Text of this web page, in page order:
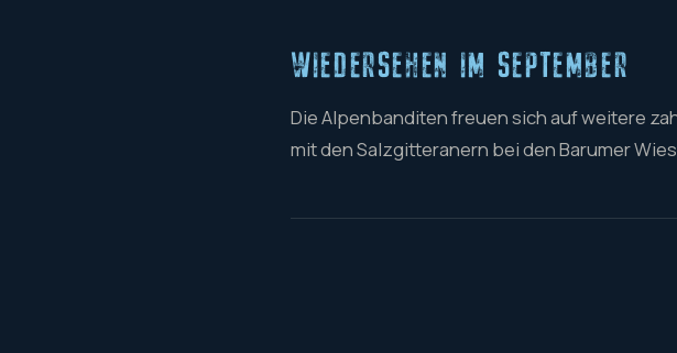
WIEDERSEHEN IM SEPTEMBER
Die Alpenbanditen freuen sich auf weitere
mit den Salzgitteranern bei den Barumer